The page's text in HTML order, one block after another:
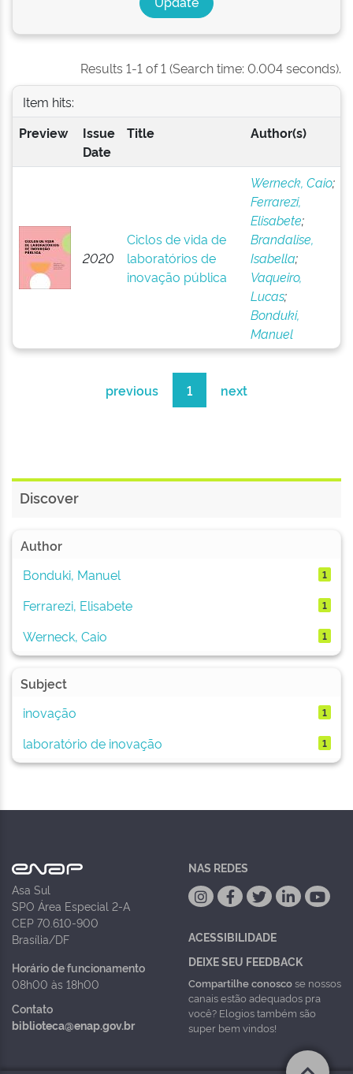
Results 1-1 of 1 (Search time: 0.004 seconds).
Item hits:
Preview
Issue
Date
Title Author(s)
2020
Ciclos de vida de
laboratórios de
inovação pública
Werneck, Caio;
Ferrarezi,
Elisabete;
Brandalise,
Isabella;
Vaqueiro,
Lucas;
Bonduki,
Manuel
previous 1 next
Discover
Author
Bonduki, Manuel
1
Ferrarezi, Elisabete 1
Werneck, Caio 1
Subject
inovação
1
laboratório de inovação 1
Asa Sul
SPO Área Especial 2-A
CEP 70.610-900
Brasília/DF
Horário de funcionamento
08h00 às 18h00
Contato
biblioteca@enap.gov.br
NAS REDES
ACESSIBILIDADE
DEIXE SEU FEEDBACK
Compartilhe conoscose nossos
canais estão adequados pra
você? Elogios também são
super bem vindos!